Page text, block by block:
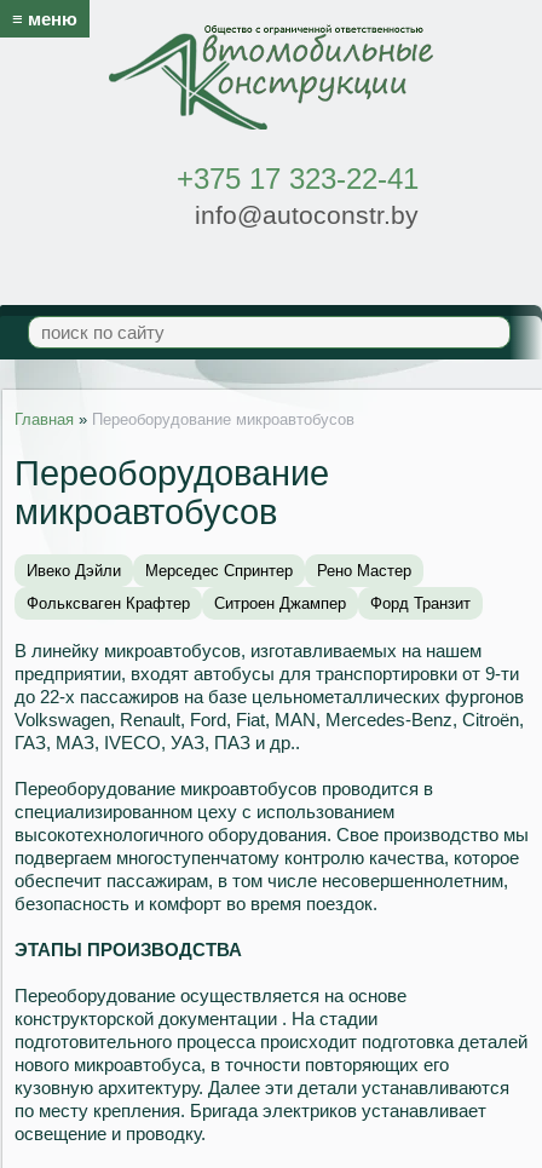
≡ меню
+375 17 323-22-41
info@autoconstr.by
Главная » Переоборудование микроавтобусов
Переоборудование
микроавтобусов
Ивеко Дэйли Мерседес Спринтер
Рено Мастер
Фольксваген Крафтер
Ситроен Джампер Форд Транзит
В линейку микроавтобусов, изготавливаемых на нашем
предприятии, входят автобусы для транспортировки от 9-ти
до 22-х пассажиров на базе цельнометаллических фургонов
Volkswagen, Renault, Ford, Fiat, MAN, Mercedes-Benz, Citroën,
ГАЗ, МАЗ, IVECO, УАЗ, ПАЗ и др..
Переоборудование микроавтобусов проводится в
специализированном цеху с использованием
высокотехнологичного оборудования. Свое производство мы
подвергаем многоступенчатому контролю качества, которое
обеспечит пассажирам, в том числе несовершеннолетним,
безопасность и комфорт во время поездок.
ЭТАПЫ ПРОИЗВОДСТВА
Переоборудование осуществляется на основе
конструкторской документации . На стадии
подготовительного процесса происходит подготовка деталей
нового микроавтобуса, в точности повторяющих его
кузовную архитектуру. Далее эти детали устанавливаются
по месту крепления. Бригада электриков устанавливает
освещение и проводку.